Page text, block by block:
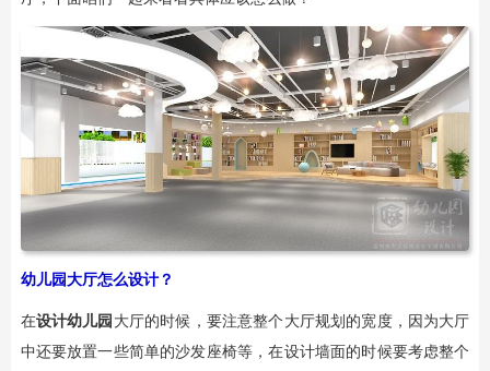
幼儿园大厅怎么设计？
在设计幼儿园大厅的时候，要注意整个大厅规划的宽度，因为大厅
中还要放置一些简单的沙发座椅等，在设计墙面的时候要考虑整个